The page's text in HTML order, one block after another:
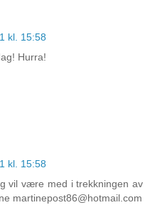
kl. 15:58
Hurra!
kl. 15:58
vil være med i trekkningen av
martinepost86@hotmail.com